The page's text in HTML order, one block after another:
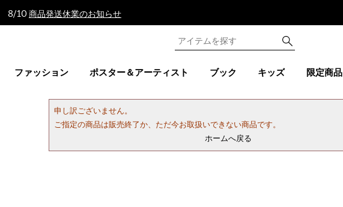
8/10 商品発送休業のお知らせ
ファッション ポスター＆アーティスト ブック キッズ 限定商品
申し訳ございません。
ご指定の商品は販売終了か、ただ今お取扱いできない商品です。
ホームへ戻る